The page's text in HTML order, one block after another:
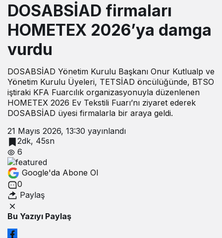
DOSABSİAD firmaları
HOMETEX 2026’ya damga
vurdu
DOSABSİAD Yönetim Kurulu Başkanı Onur Kutlualp ve
Yönetim Kurulu Üyeleri, TETSİAD öncülüğünde, BTSO
iştiraki KFA Fuarcılık organizasyonuyla düzenlenen
HOMETEX 2026 Ev Tekstili Fuarı’nı ziyaret ederek
DOSABSİAD üyesi firmalarla bir araya geldi.
21 Mayıs 2026, 13:30 yayınlandı
2dk, 45sn
6
Google'da Abone Ol
0
Paylaş
Bu Yazıyı Paylaş